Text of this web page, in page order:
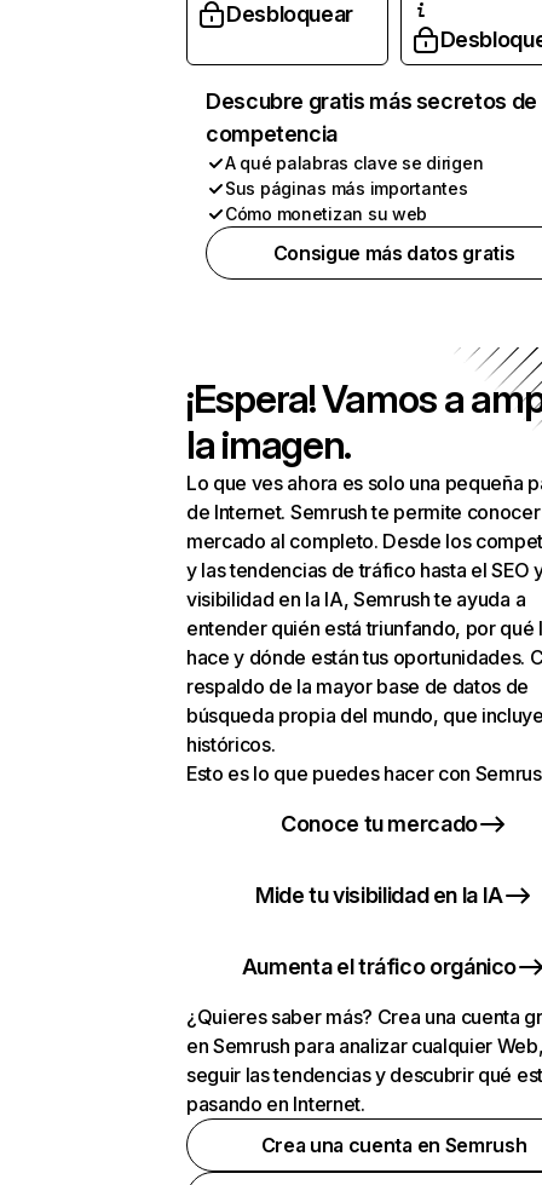
Desbloquear
Descubre gratis más secretos de
competencia
A qué palabras clave se dirigen
Sus páginas más importantes
Cómo monetizan su web
Consigue más datos gratis
¡Espera! Vamos a
la imagen.
Lo que ves ahora es solo una pequeña
de Internet. Semrush te permite
mercado al completo. Desde los
y las tendencias de tráfico hasta el SEO
visibilidad en la IA, Semrush te ayuda a
entender quién está triunfando, por qué
hace y dónde están tus oportunidades.
respaldo de la mayor base de datos de
búsqueda propia del mundo, que
históricos.
Esto es lo que puedes hacer con
Conoce tu mercado
Mide tu visibilidad en la IA
Aumenta el tráfico orgánico
¿Quieres saber más? Crea una cuenta
en Semrush para analizar cualquier
seguir las tendencias y descubrir qué
pasando en Internet.
Crea una cuenta en Semrush